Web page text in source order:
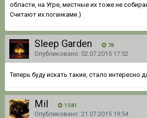
области, на Угре, местные их тоже не
Считают их поганками.)
Sleep Garden 78
Опубликовано: 02.07.2015 17:52
Теперь буду искать такие, стало интересно
Mil 1 581
Опубликовано: 21.07.2015 19:54